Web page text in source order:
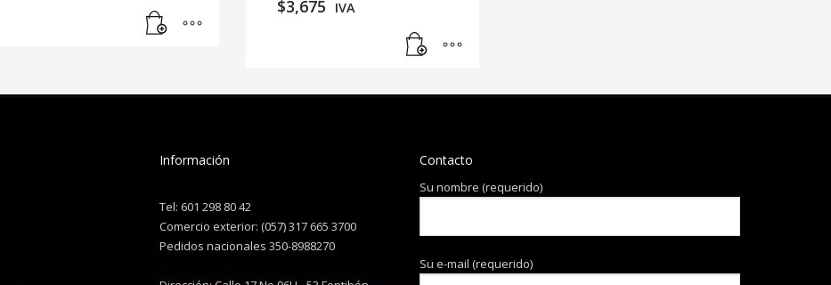
$3,675 IVA
Información
Tel: 601 298 80 42
Comercio exterior: (057) 317 665 3700
Pedidos nacionales 350-8988270
Contacto
Su nombre (requerido)
Su e-mail (requerido)